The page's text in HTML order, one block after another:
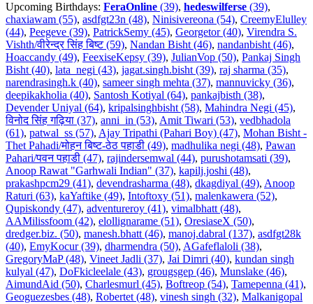
Upcoming Birthdays: FeraOnline (39), hedeswilferse (39),
chaxiawam (55), asdfgt23n (48), Ninisivereona (54), CreemyElulley
(44), Peegeve (39), PatrickSemy (45), Georgetor (40), Virendra S.
Vishth/वीरेन्द्र सिंह बिष्ट (59), Nandan Bisht (46), nandanbisht (46),
Hoaccandy (49), FeexiseKepsy (39), JulianVop (50), Pankaj Singh
Bisht (40), lata_negi (43), jagat.singh.bisht (39), raj sharma (35),
narendrasingh.k (40), sameer singh mehta (37), mannuvicky (36),
deepikakholia (40), Santosh Kotiyal (64), pankajbisth (38),
Devender Uniyal (64), kripalsinghbisht (58), Mahindra Negi (45),
विनोद सिंह गढ़िया (37), anni_in (53), Amit Tiwari (53), vedbhadola
(61), patwal_ss (57), Ajay Tripathi (Pahari Boy) (47), Mohan Bisht -
Thet Pahadi/मोहन बिष्ट-ठेठ पहाडी (49), madhulika negi (48), Pawan
Pahari/पवन पहाडी (47), rajindersemwal (44), purushotamsati (39),
Anoop Rawat "Garhwali Indian" (37), kapilj.joshi (48),
prakashpcm29 (41), devendrasharma (48), dkagdiyal (49), Anoop
Raturi (63), kaYaftike (49), Intoftoxy (51), malenkawera (52),
Qupiskondy (47), adventureroy (41), vimalbhatt (48),
AAMilissfoom (42), elollignarame (51), OresiaseX (50),
dredger.biz. (50), manesh.bhatt (46), manoj.dabral (137), asdfgt28k
(40), EmyKocur (39), dharmendra (50), AGafeflaloli (38),
GregoryMaP (48), Vineet Jadli (37), Jai Dimri (40), kundan singh
kulyal (47), DoFkicleelale (43), grougsgep (46), Munslake (46),
AimundAid (50), Charlesmurl (45), Boftreop (54), Tamepenna (41),
Geoguezesbes (48), Robertet (48), vinesh singh (32), Malkanigopal